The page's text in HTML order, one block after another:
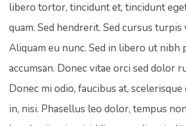
libero tortor, tincidunt et, tincidunt
quam. Sed hendrerit. Sed cursus
Aliquam eu nunc. Sed in libero ut nibh
accumsan. Donec vitae orci sed dolor
Donec mi odio, faucibus at,
in, nisi. Phasellus leo dolor, tempus